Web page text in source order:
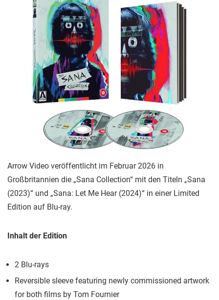
Arrow Video veröffentlicht im Februar 2026 in
Großbritannien die „Sana Collection“ mit den Titeln „Sana
(2023)“ und „Sana: Let Me Hear (2024)“ in einer Limited
Edition auf Blu-ray.
Inhalt der Edition
2 Blu-rays
Reversible sleeve featuring newly commissioned artwork
for both films by Tom Fournier